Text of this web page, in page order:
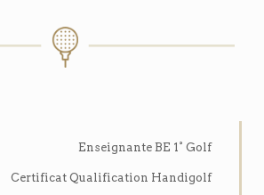
Enseignante BE 1° Golf
Certificat Qualification Handigolf